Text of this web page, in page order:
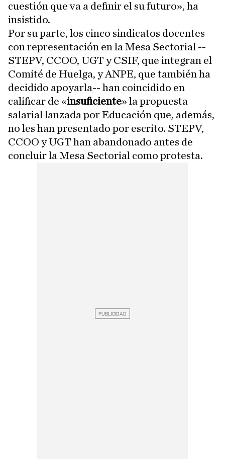
cuestión que va a definir el su futuro», ha
insistido.
Por su parte, los cinco sindicatos docentes
con representación en la Mesa Sectorial --
STEPV, CCOO, UGT y CSIF, que integran el
Comité de Huelga, y ANPE, que también ha
decidido apoyarla-- han coincidido en
calificar de «insuficiente» la propuesta
salarial lanzada por Educación que, además,
no les han presentado por escrito. STEPV,
CCOO y UGT han abandonado antes de
concluir la Mesa Sectorial como protesta.